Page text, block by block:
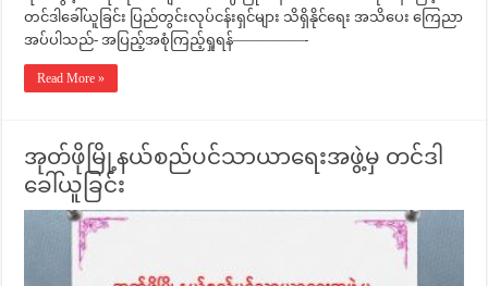
တင်ဒါခေါ်ယူခြင်း ပြည်တွင်းလုပ်ငန်းရှင်များ သိရှိနိုင်ရေး အသိပေး ကြေညာ
အပ်ပါသည်- အပြည့်အစုံကြည့်ရှုရန်—————-
Read More »
အုတ်ဖိုမြို့နယ်စည်ပင်သာယာရေးအဖွဲ့မှ တင်ဒါ
ခေါ်ယူခြင်း